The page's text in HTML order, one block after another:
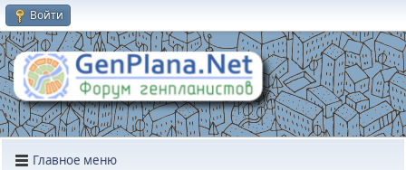
Войти
Главное меню